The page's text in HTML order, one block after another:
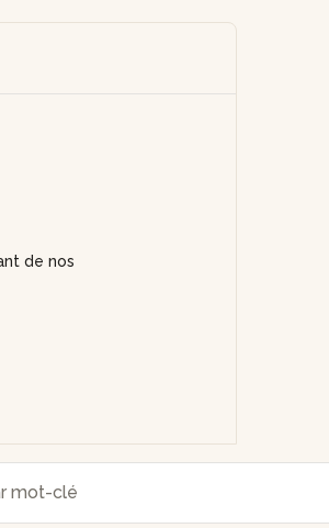
de nos